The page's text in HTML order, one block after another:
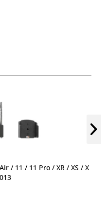
/ 11 / 11 Pro / XR / XS / X